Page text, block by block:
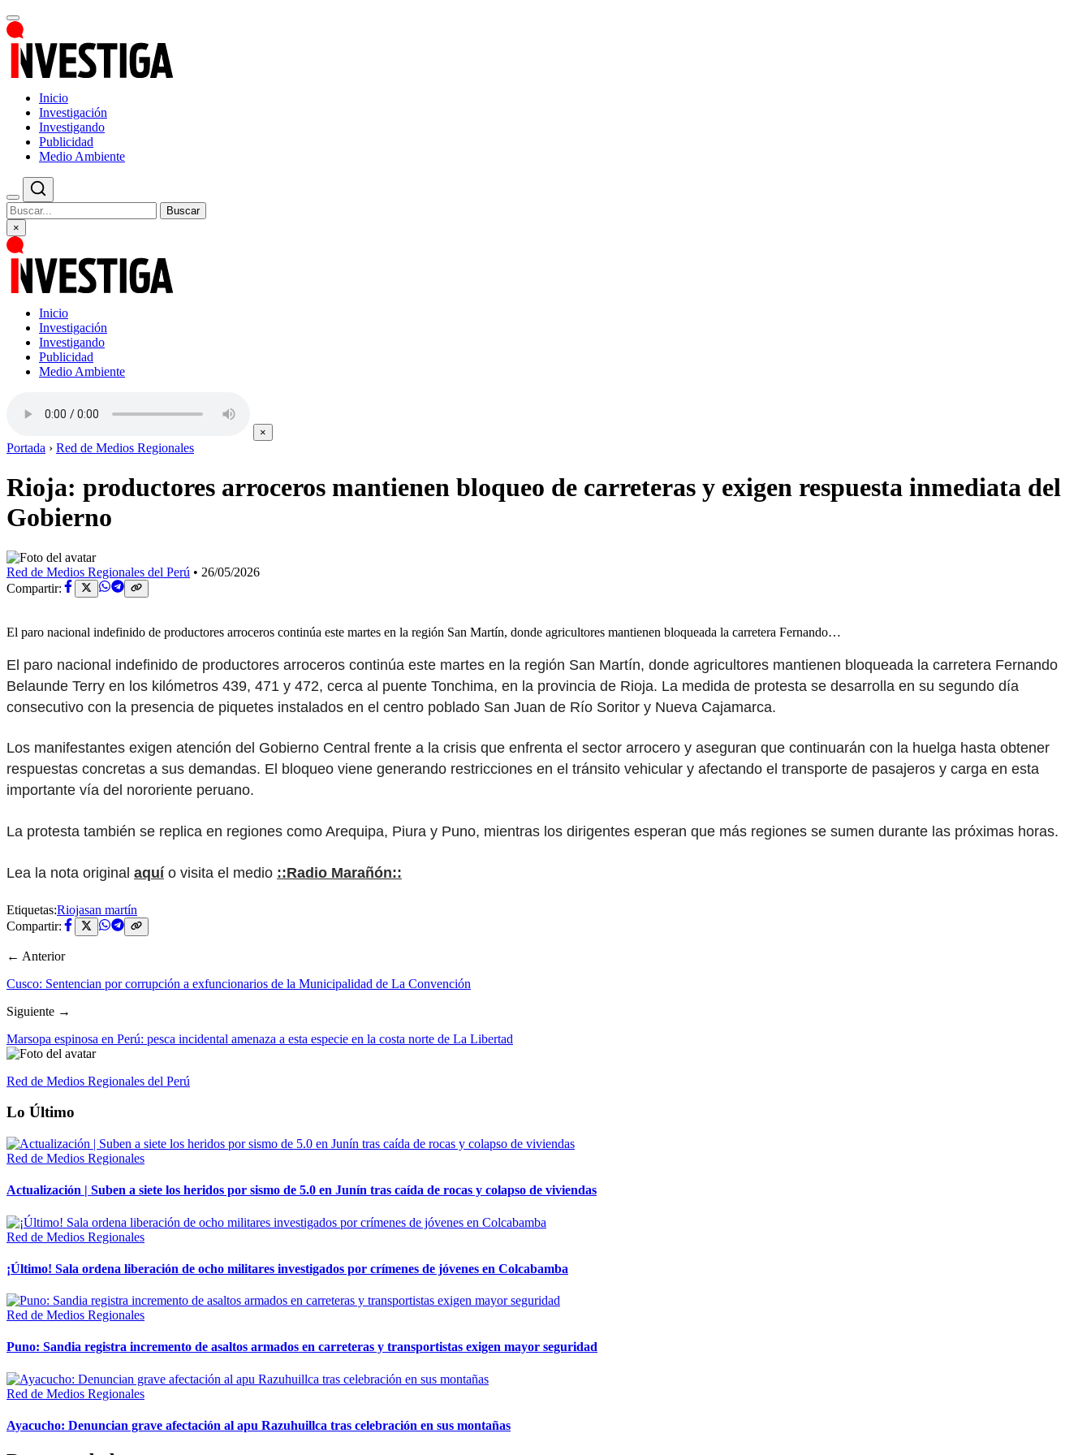
Inicio
Investigación
Investigando
Publicidad
Medio Ambiente
Buscar
×
Inicio
Investigación
Investigando
Publicidad
Medio Ambiente
×
Portada › Red de Medios Regionales
Rioja: productores arroceros mantienen bloqueo de carreteras y exigen respuesta inmediata del
Gobierno
Red de Medios Regionales del Perú • 26/05/2026
Compartir:
El paro nacional indefinido de productores arroceros continúa este martes en la región San Martín, donde agricultores mantienen bloqueada la carretera Fernando…
El paro nacional indefinido de productores arroceros continúa este martes en la región San Martín, donde agricultores mantienen bloqueada la carretera Fernando
Belaunde Terry en los kilómetros 439, 471 y 472, cerca al puente Tonchima, en la provincia de Rioja. La medida de protesta se desarrolla en su segundo día
consecutivo con la presencia de piquetes instalados en el centro poblado San Juan de Río Soritor y Nueva Cajamarca.
Los manifestantes exigen atención del Gobierno Central frente a la crisis que enfrenta el sector arrocero y aseguran que continuarán con la huelga hasta obtener
respuestas concretas a sus demandas. El bloqueo viene generando restricciones en el tránsito vehicular y afectando el transporte de pasajeros y carga en esta
importante vía del nororiente peruano.
La protesta también se replica en regiones como Arequipa, Piura y Puno, mientras los dirigentes esperan que más regiones se sumen durante las próximas horas.
Lea la nota original aquío visita el medio ::Radio Marañón::
Etiquetas:Riojasan martín
Compartir:
← Anterior
Cusco: Sentencian por corrupción a exfuncionarios de la Municipalidad de La Convención
Siguiente →
Marsopa espinosa en Perú: pesca incidental amenaza a esta especie en la costa norte de La Libertad
Red de Medios Regionales del Perú
Lo Último
Red de Medios Regionales
Actualización | Suben a siete los heridos por sismo de 5.0 en Junín tras caída de rocas y colapso de viviendas
Red de Medios Regionales
¡Último! Sala ordena liberación de ocho militares investigados por crímenes de jóvenes en Colcabamba
Red de Medios Regionales
Puno: Sandia registra incremento de asaltos armados en carreteras y transportistas exigen mayor seguridad
Red de Medios Regionales
Ayacucho: Denuncian grave afectación al apu Razuhuillca tras celebración en sus montañas